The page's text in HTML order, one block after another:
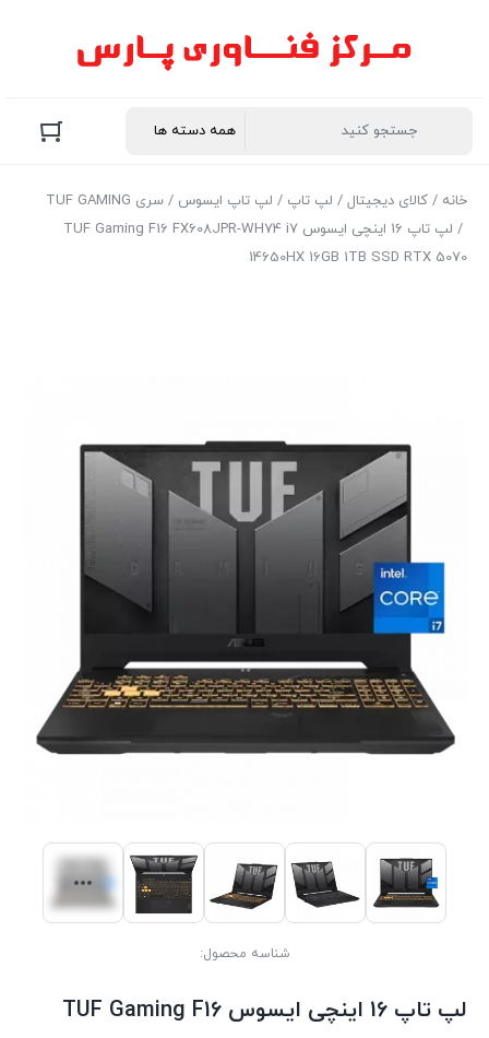
خانه / کالای دیجیتال / لپ تاپ / لپ تاپ ایسوس / سری TUF GAMING
/ لپ تاپ 16 اینچی ایسوس TUF Gaming F16 FX608JPR-WH74 i7
14650HX 16GB 1TB SSD RTX 5070
شناسه محصول:
لپ تاپ 16 اینچی ایسوس TUF Gaming F16